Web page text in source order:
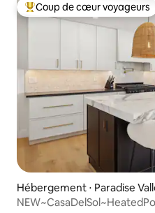
Coups de cœur voyageurs
Coup de cœur voyageurs
Hébergement ⋅ Paradise